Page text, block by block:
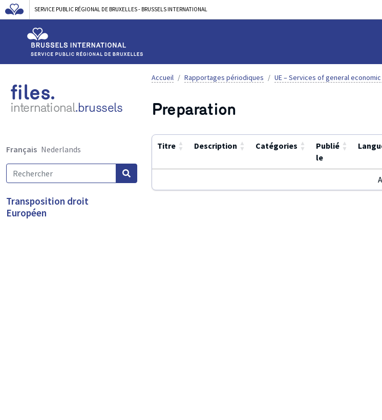
SERVICE PUBLIC RÉGIONAL DE BRUXELLES - BRUSSELS INTERNATIONAL
files.
international.brussels
Français Nederlands
Transposition droit
Européen
Accueil Rapportages périodiques UE – Services of general
Preparation
Titre ▲
▼ Description ▲
▼ Catégories ▲
▼
Publié
le
▲
▼